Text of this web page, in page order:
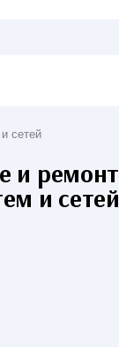
сетей
и ремонт
и сетей